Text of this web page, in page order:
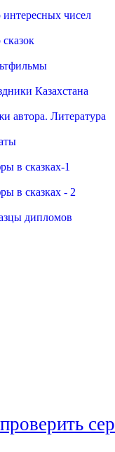
чисел
Казахстана
автора. Литература
в сказках-1
в сказках - 2
дипломов
проверить